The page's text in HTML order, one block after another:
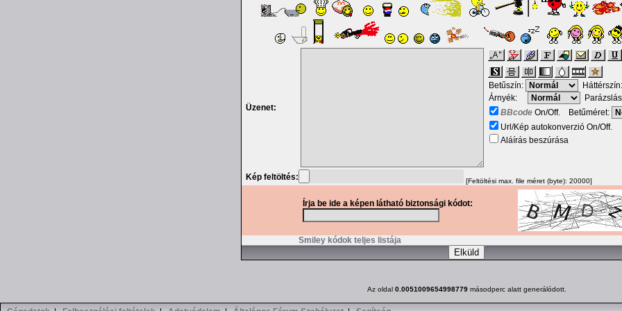
Üzenet:
Betűszín:
Árnyék:
BBcodeOn/Off. Betűméret:
Url/Kép autokonverzió On/Off.
Aláírás beszúrása
Kép feltöltés: [Feltöltési max. file méret (byte): 20000]
Írja be ide a képen látható biztonsági kódot:
Smiley kódok teljes listája
Az oldal 0.0051009654998779másodperc alatt generálódott.